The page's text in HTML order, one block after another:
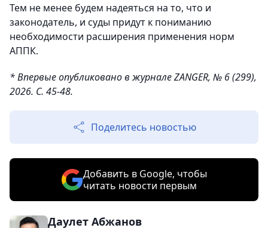
Тем не менее будем надеяться на то, что и
законодатель, и суды придут к пониманию
необходимости расширения применения норм
АППК.
* Впервые опубликовано в журнале ZANGER, № 6 (299),
2026. С. 45-48.
Поделитесь новостью
Добавить в Google, чтобы
читать новости первым
Даулет Абжанов